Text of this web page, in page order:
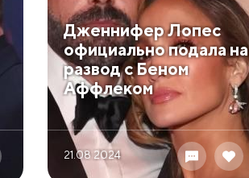
Дженнифер Лопес
официально подала на
развод с Беном
Аффлеком
21.08 2024